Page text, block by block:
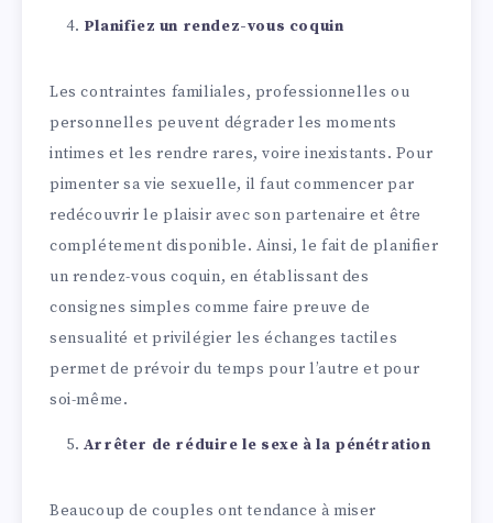
Planifiez un rendez-vous coquin
Les contraintes familiales, professionnelles ou
personnelles peuvent dégrader les moments
intimes et les rendre rares, voire inexistants. Pour
pimenter sa vie sexuelle, il faut commencer par
redécouvrir le plaisir avec son partenaire et être
complétement disponible. Ainsi, le fait de planifier
un rendez-vous coquin, en établissant des
consignes simples comme faire preuve de
sensualité et privilégier les échanges tactiles
permet de prévoir du temps pour l’autre et pour
soi-même.
Arrêter de réduire le sexe à la pénétration
Beaucoup de couples ont tendance à miser